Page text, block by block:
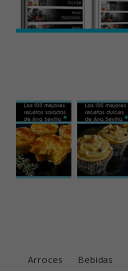
Arroces Bebidas